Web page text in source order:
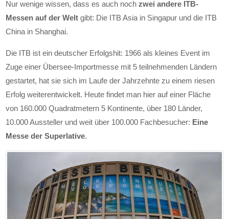
Nur wenige wissen, dass es auch nochzwei andere ITB-
Messen auf der Welt gibt: Die ITB Asia in Singapur und die ITB
China in Shanghai.
Die ITB ist ein deutscher Erfolgshit: 1966 als kleines Event im
Zuge einer Übersee-Importmesse mit 5 teilnehmenden Ländern
gestartet, hat sie sich im Laufe der Jahrzehnte zu einem riesen
Erfolg weiterentwickelt. Heute findet man hier auf einer Fläche
von 160.000 Quadratmetern 5 Kontinente, über 180 Länder,
10.000 Aussteller und weit über 100.000 Fachbesucher: Eine
Messe der Superlative.